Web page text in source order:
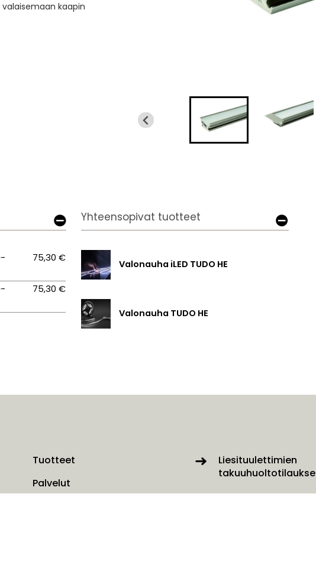
kaapin
75,30 €
75,30 €
Yhteensopivat tuotteet
Valonauha iLED TUDO HE
Valonauha TUDO HE
Tuotteet
Palvelut
Liesituulettimien
Ota yhteyttä